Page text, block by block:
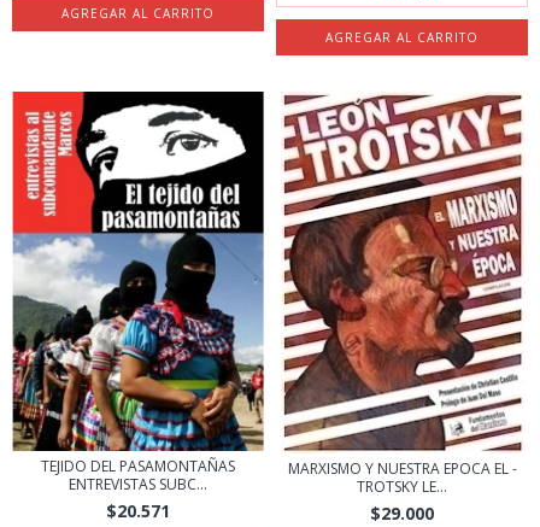
TEJIDO DEL PASAMONTAÑAS
ENTREVISTAS SUBC...
$20.571
MARXISMO Y NUESTRA EPOCA EL -
TROTSKY LE...
$29.000